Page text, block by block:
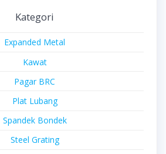
Kategori
Expanded Metal
Kawat
Pagar BRC
Plat Lubang
Spandek Bondek
Steel Grating